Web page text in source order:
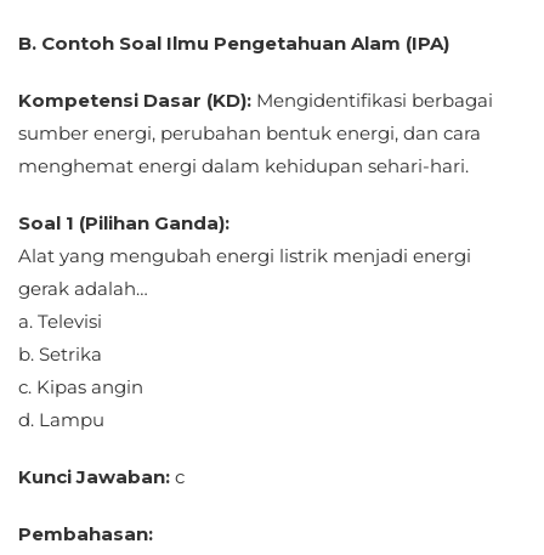
B. Contoh Soal Ilmu Pengetahuan Alam (IPA)
Kompetensi Dasar (KD): Mengidentifikasi berbagai
sumber energi, perubahan bentuk energi, dan cara
menghemat energi dalam kehidupan sehari-hari.
Soal 1 (Pilihan Ganda):
Alat yang mengubah energi listrik menjadi energi
gerak adalah…
a. Televisi
b. Setrika
c. Kipas angin
d. Lampu
Kunci Jawaban: c
Pembahasan: